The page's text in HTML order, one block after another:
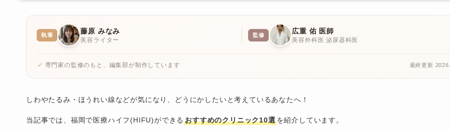
執筆 藤原 みなみ
美容ライター
監修 広重 佑 医師
美容外科医 泌尿器科医
専門家の監修のもと、編集部が制作しています 最終更新
しわやたるみ・ほうれい線などが気になり、どうにかしたいと考えているあなたへ！
当記事では、福岡で医療ハイフ(HIFU)ができるおすすめのクリニック10選を紹介しています。